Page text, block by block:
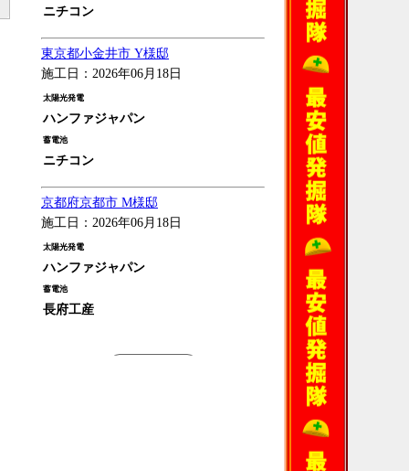
ニチコン
東京都小金井市 Y様邸
施工日：2026年06月18日
太陽光発電
ハンファジャパン
蓄電池
ニチコン
京都府京都市 M様邸
施工日：2026年06月18日
太陽光発電
ハンファジャパン
蓄電池
長府工産